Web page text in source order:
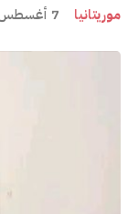
موريتانيا 7 أغسطس 2026، 23:37 مساءً